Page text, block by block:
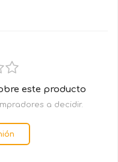
este producto
a decidir.